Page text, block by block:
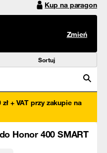
Kup na paragon
Zmień
Sortuj
+ VAT przy zakupie na
Honor 400 SMART